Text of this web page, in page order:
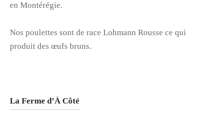
en Montérégie.
Nos poulettes sont de race Lohmann Rousse ce qui
produit des œufs bruns.
La Ferme d’À Côté